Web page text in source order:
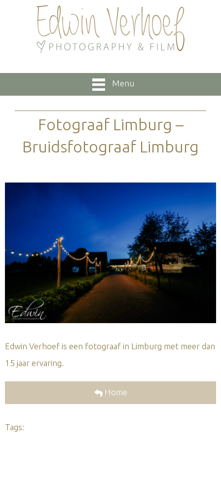
Menu
Fotograaf Limburg –
Bruidsfotograaf Limburg
Edwin Verhoef is een fotograaf in Limburg met meer dan
15 jaar ervaring.
Home
Tags: